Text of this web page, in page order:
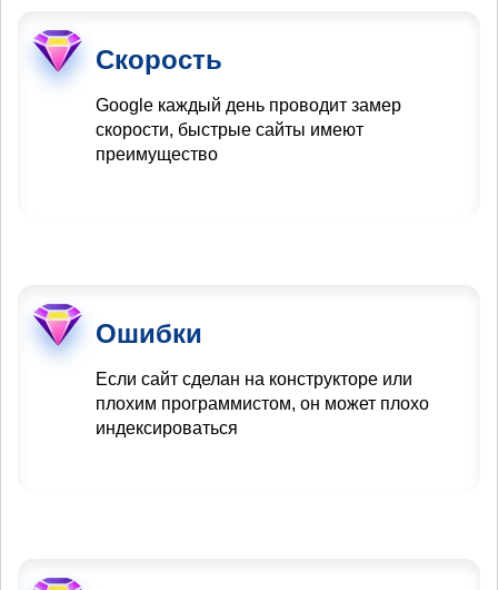
Скорость
Google каждый день проводит замер
скорости, быстрые сайты имеют
преимущество
Ошибки
Если сайт сделан на конструкторе или
плохим программистом, он может плохо
индексироваться